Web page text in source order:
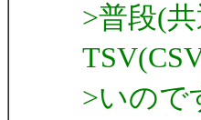
>普段(
>いので